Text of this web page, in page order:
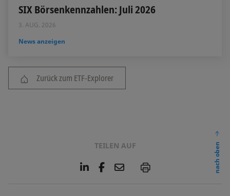
SIX Börsenkennzahlen: Juli 2026
3. AUG. 2026
News anzeigen
Zurück zum ETF-Explorer
TEILEN AUF
L
F
E
P
nach oben